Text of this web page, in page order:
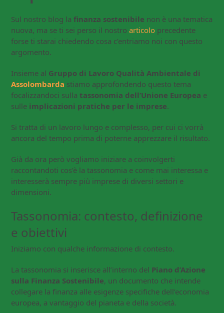
Sul nostro blog lafinanza sostenibile non è una tematica
nuova, ma se ti sei perso il nostroarticolo precedente
forse ti starai chiedendo cosa c’entriamo noi con questo
argomento.
Insieme al Gruppo di Lavoro Qualità Ambientale di
Assolombarda stiamo approfondendo questo tema
focalizzandoci sullatassonomia dell’Unione Europea e
sulle implicazioni pratiche per le imprese.
Si tratta di un lavoro lungo e complesso, per cui ci vorrà
ancora del tempo prima di poterne apprezzare il risultato.
Già da ora però vogliamo iniziare a coinvolgerti
raccontandoti cos’è la tassonomia e come mai interessa e
interesserà sempre più imprese di diversi settori e
dimensioni.
Tassonomia: contesto, definizione
e obiettivi
Iniziamo con qualche informazione di contesto.
La tassonomia si inserisce all’interno del Piano d’Azione
sulla Finanza Sostenibile, un documento che intende
collegare la finanza alle esigenze specifiche dell’economia
europea, a vantaggio del pianeta e della società.